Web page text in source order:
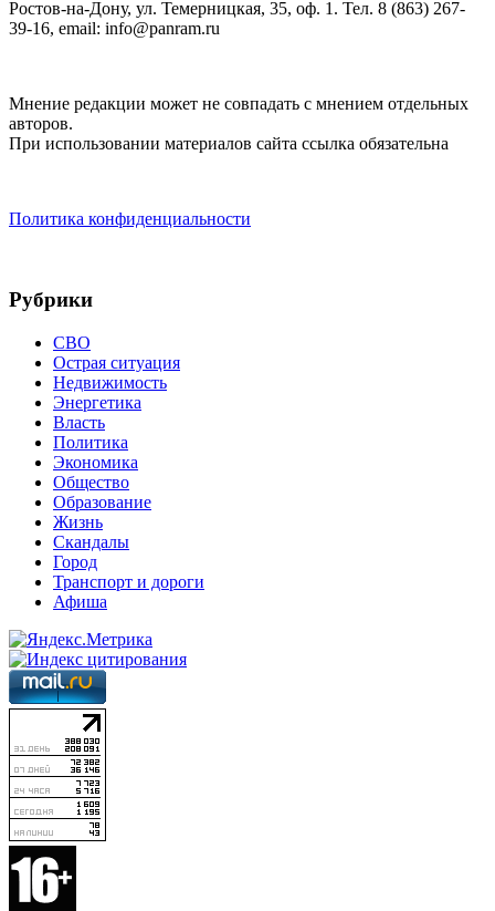
Ростов-на-Дону, ул. Темерницкая, 35, оф. 1. Тел. 8 (863) 267-
39-16, email: info@panram.ru
Мнение редакции может не совпадать с мнением отдельных
авторов.
При использовании материалов сайта ссылка обязательна
Политика конфиденциальности
Рубрики
СВО
Острая ситуация
Недвижимость
Энергетика
Власть
Политика
Экономика
Общество
Образование
Жизнь
Скандалы
Город
Транспорт и дороги
Афиша